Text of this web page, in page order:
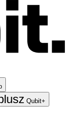
Qubit+